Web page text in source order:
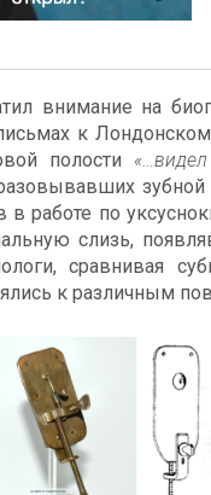
внимание на
к
полости
зубной
в работе по
слизь,
сравнивая
к различным